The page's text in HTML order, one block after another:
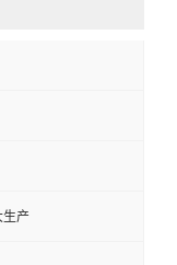
产